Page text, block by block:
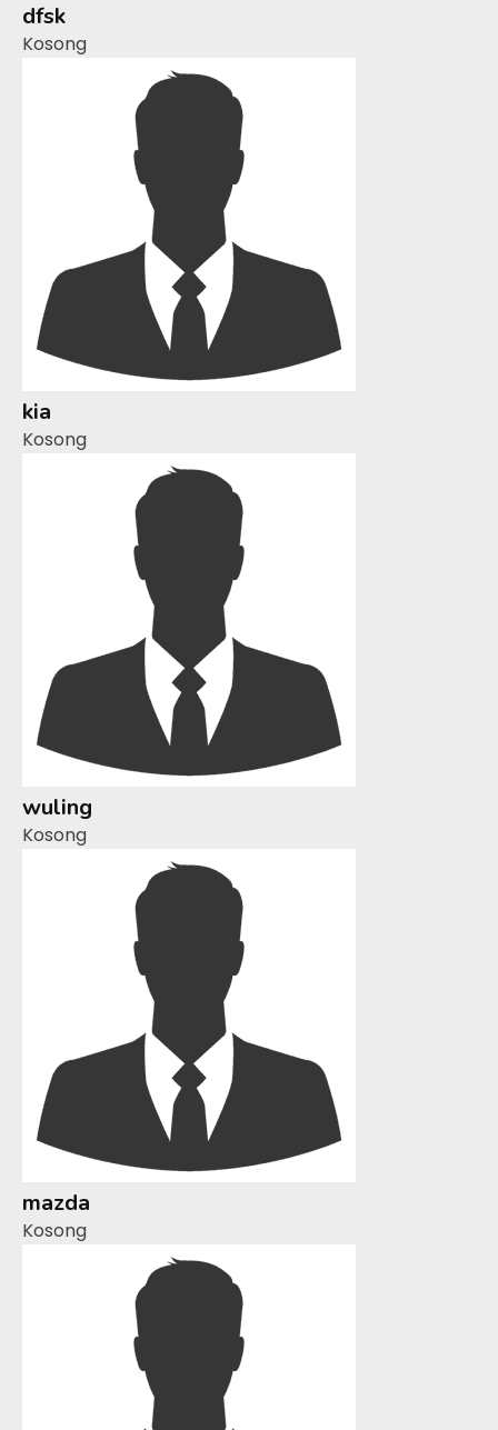
dfsk
Kosong
kia
Kosong
wuling
Kosong
mazda
Kosong